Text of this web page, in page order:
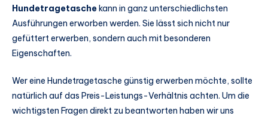
Hundetragetaschekann in ganz unterschiedlichsten
Ausführungen erworben werden. Sie lässt sich nicht nur
gefüttert erwerben, sondern auch mit besonderen
Eigenschaften.
Wer eine Hundetragetasche günstig erwerben möchte, sollte
natürlich auf das Preis-Leistungs-Verhältnis achten. Um die
wichtigsten Fragen direkt zu beantworten haben wir uns